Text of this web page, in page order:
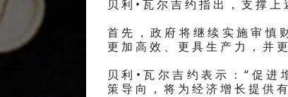
贝利•瓦尔吉约指出，支撑
首先，政府将继续实施审慎
更加高效、更具生产力，并
贝利•瓦尔吉约表示：“促
策导向，将为经济增长提供